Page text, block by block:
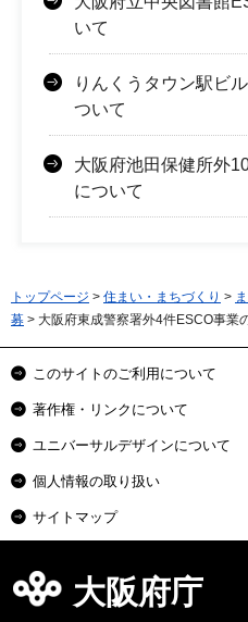
いて
りんくうタウン駅ビ
ついて
大阪府池田保健所外
について
トップページ > 住まい・まちづくり >
募 > 大阪府東成警察署外4件ESCO事業
このサイトのご利用について
著作権・リンクについて
ユニバーサルデザインについて
個人情報の取り扱い
サイトマップ
大阪府庁